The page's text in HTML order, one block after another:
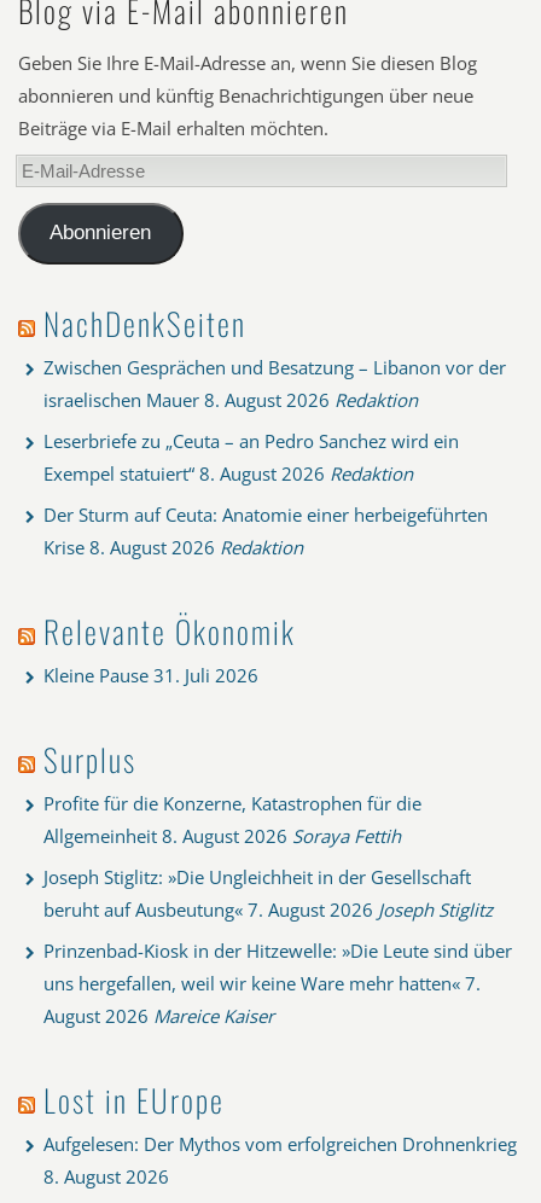
Blog via E-Mail abonnieren
Geben Sie Ihre E-Mail-Adresse an, wenn Sie diesen Blog
abonnieren und künftig Benachrichtigungen über neue
Beiträge via E-Mail erhalten möchten.
E-
Mail-
AdresseAbonnieren
NachDenkSeiten
Zwischen Gesprächen und Besatzung – Libanon vor der
israelischen Mauer 8. August 2026 Redaktion
Leserbriefe zu „Ceuta – an Pedro Sanchez wird ein
Exempel statuiert“ 8. August 2026 Redaktion
Der Sturm auf Ceuta: Anatomie einer herbeigeführten
Krise 8. August 2026 Redaktion
Relevante Ökonomik
Kleine Pause 31. Juli 2026
Surplus
Profite für die Konzerne, Katastrophen für die
Allgemeinheit 8. August 2026 Soraya Fettih
Joseph Stiglitz: »Die Ungleichheit in der Gesellschaft
beruht auf Ausbeutung« 7. August 2026 Joseph Stiglitz
Prinzenbad-Kiosk in der Hitzewelle: »Die Leute sind über
uns hergefallen, weil wir keine Ware mehr hatten« 7.
August 2026 Mareice Kaiser
Lost in EUrope
Aufgelesen: Der Mythos vom erfolgreichen Drohnenkrieg
8. August 2026